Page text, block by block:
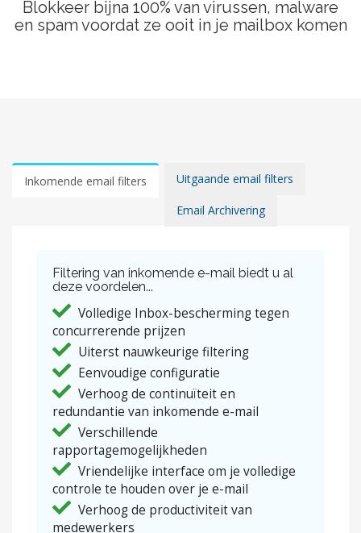
Blokkeer bijna 100% van virussen, malware
en spam voordat ze ooit in je mailbox komen
Inkomende email filters Uitgaande email filters
Email Archivering
Filtering van inkomende e-mail biedt u al
deze voordelen...
Volledige Inbox-bescherming tegen
concurrerende prijzen
Uiterst nauwkeurige filtering
Eenvoudige configuratie
Verhoog de continuïteit en
redundantie van inkomende e-mail
Verschillende
rapportagemogelijkheden
Vriendelijke interface om je volledige
controle te houden over je e-mail
Verhoog de productiviteit van
medewerkers